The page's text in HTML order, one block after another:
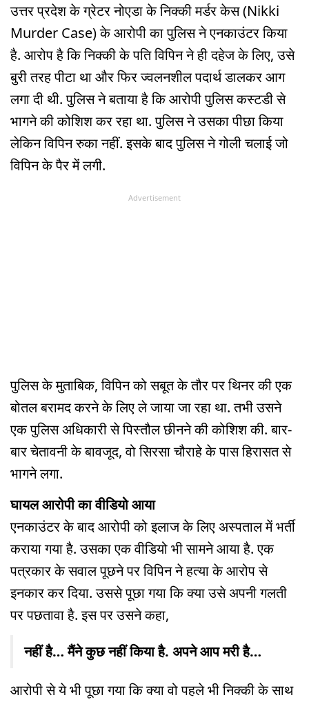
उत्तर प्रदेश के ग्रेटर नोएडा के निक्की मर्डर केस (Nikki
Murder Case) के आरोपी का पुलिस ने एनकाउंटर किया
है. आरोप है कि निक्की के पति विपिन ने ही दहेज के लिए, उसे
बुरी तरह पीटा था और फिर ज्वलनशील पदार्थ डालकर आग
लगा दी थी. पुलिस ने बताया है कि आरोपी पुलिस कस्टडी से
भागने की कोशिश कर रहा था. पुलिस ने उसका पीछा किया
लेकिन विपिन रुका नहीं. इसके बाद पुलिस ने गोली चलाई जो
विपिन के पैर में लगी.
Advertisement
पुलिस के मुताबिक, विपिन को सबूत के तौर पर थिनर की एक
बोतल बरामद करने के लिए ले जाया जा रहा था. तभी उसने
एक पुलिस अधिकारी से पिस्तौल छीनने की कोशिश की. बार-
बार चेतावनी के बावजूद, वो सिरसा चौराहे के पास हिरासत से
भागने लगा.
घायल आरोपी का वीडियो आया
एनकाउंटर के बाद आरोपी को इलाज के लिए अस्पताल में भर्ती
कराया गया है. उसका एक वीडियो भी सामने आया है. एक
पत्रकार के सवाल पूछने पर विपिन ने हत्या के आरोप से
इनकार कर दिया. उससे पूछा गया कि क्या उसे अपनी गलती
पर पछतावा है. इस पर उसने कहा,
नहीं है… मैंने कुछ नहीं किया है. अपने आप मरी है…
आरोपी से ये भी पूछा गया कि क्या वो पहले भी निक्की के साथ